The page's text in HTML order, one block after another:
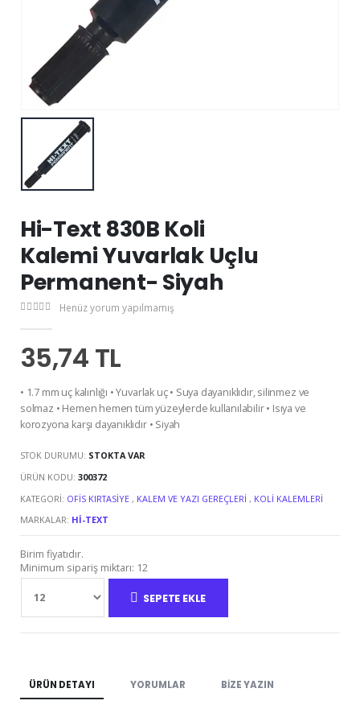
Hi-Text 830B Koli
Kalemi Yuvarlak Uçlu
Permanent- Siyah
Henüz yorum yapılmamış
35,74 TL
• 1.7 mm uç kalınlığı • Yuvarlak uç • Suya dayanıklıdır, silinmez ve
solmaz • Hemen hemen tüm yüzeylerde kullanılabilir • Isıya ve
korozyona karşı dayanıklıdır • Siyah
STOK DURUMU: STOKTA VAR
ÜRÜN KODU:300372
KATEGORI: OFIS KIRTASIYE , KALEM VE YAZI GEREÇLERI , KOLI KALEMLERI
MARKALAR: HI-TEXT
Birim fiyatıdır.
Minimum sipariş miktarı: 12
SEPETE EKLE
ÜRÜN DETAYI YORUMLAR BIZE YAZIN